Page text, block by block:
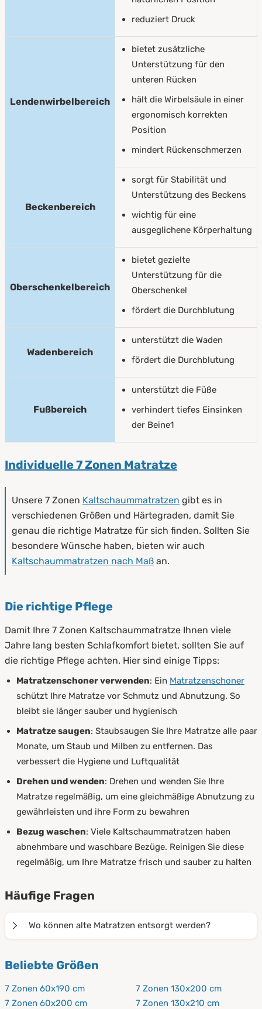
reduziert Druck
Lendenwirbelbereich
bietet zusätzliche
Unterstützung für den
unteren Rücken
hält die Wirbelsäule in einer
ergonomisch korrekten
Position
mindert Rückenschmerzen
Beckenbereich
sorgt für Stabilität und
Unterstützung des Beckens
wichtig für eine
ausgeglichene Körperhaltung
Oberschenkelbereich
bietet gezielte
Unterstützung für die
Oberschenkel
fördert die Durchblutung
Wadenbereich
unterstützt die Waden
fördert die Durchblutung
Fußbereich
unterstützt die Füße
verhindert tiefes Einsinken
der Beine1
Individuelle 7 Zonen Matratze
Unsere 7 Zonen Kaltschaummatratzen gibt es in
verschiedenen Größen und Härtegraden, damit Sie
genau die richtige Matratze für sich finden. Sollten Sie
besondere Wünsche haben, bieten wir auch
Kaltschaummatratzen nach Maß an.
Die richtige Pflege
Damit Ihre 7 Zonen Kaltschaummatratze Ihnen viele
Jahre lang besten Schlafkomfort bietet, sollten Sie auf
die richtige Pflege achten. Hier sind einige Tipps:
Matratzenschoner verwenden: Ein Matratzenschoner
schützt Ihre Matratze vor Schmutz und Abnutzung. So
bleibt sie länger sauber und hygienisch
Matratze saugen: Staubsaugen Sie Ihre Matratze alle paar
Monate, um Staub und Milben zu entfernen. Das
verbessert die Hygiene und Luftqualität
Drehen und wenden: Drehen und wenden Sie Ihre
Matratze regelmäßig, um eine gleichmäßige Abnutzung zu
gewährleisten und ihre Form zu bewahren
Bezug waschen: Viele Kaltschaummatratzen haben
abnehmbare und waschbare Bezüge. Reinigen Sie diese
regelmäßig, um Ihre Matratze frisch und sauber zu halten
Häufige Fragen
Wo können alte Matratzen entsorgt werden?
Entsorger (Stadtwirtschaft) kostenfrei abgegeben
Beliebte Größen
7 Zonen 60x190 cm
7 Zonen 60x200 cm
7 Zonen 130x200 cm
7 Zonen 130x210 cm